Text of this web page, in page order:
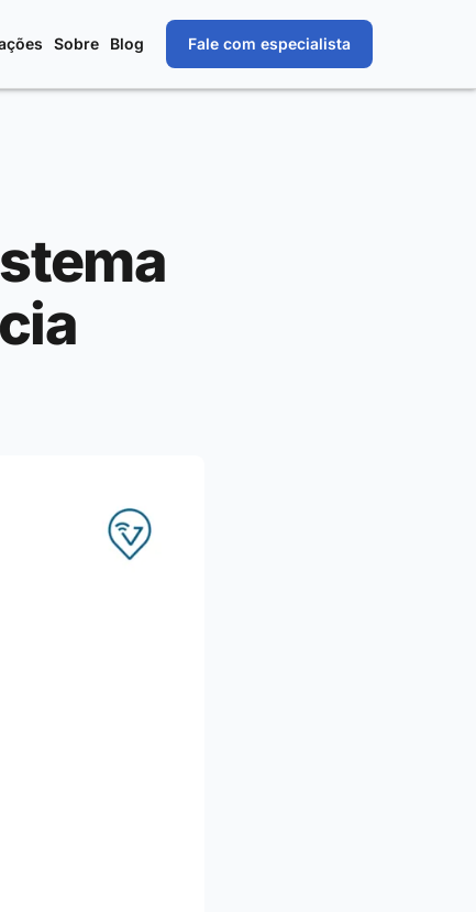
Sobre Blog Fale com especialista